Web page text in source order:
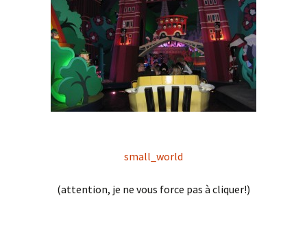
small_world
(attention, je ne vous force pas à cliquer!)